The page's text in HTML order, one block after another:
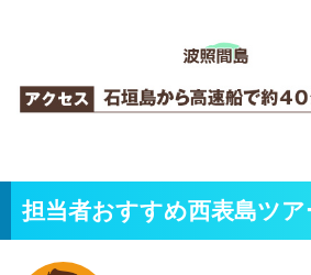
担当者おすすめ西表島ツア